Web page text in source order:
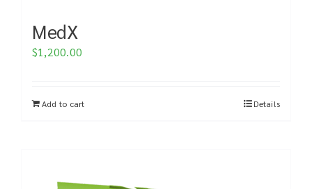
MedX
$1,200.00
Add to cart Details